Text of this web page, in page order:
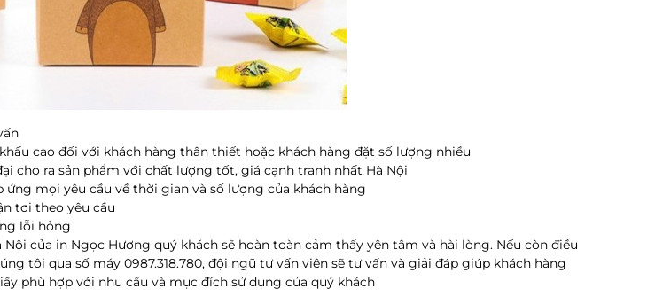
cao đối với khách hàng thân thiết hoặc khách hàng đặt số lượng nhiều
cho ra sản phẩm với chất lượng tốt, giá cạnh tranh nhất Hà Nội
ứng mọi yêu cầu về thời gian và số lượng của khách hàng
tơi theo yêu cầu
lỗi hỏng
của in Ngọc Hương quý khách sẽ hoàn toàn cảm thấy yên tâm và hài lòng. Nếu còn điều
tôi qua số máy 0987.318.780, đội ngũ tư vấn viên sẽ tư vấn và giải đáp giúp khách hàng
phù hợp với nhu cầu và mục đích sử dụng của quý khách